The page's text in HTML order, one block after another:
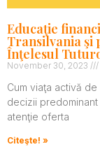
Educaţie
Transilvania şi
Înţelesul
November 30, 2023
Cum viaţa activă
decizii
atenţie oferta
Citeşte! »